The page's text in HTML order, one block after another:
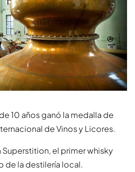
10 años ganó la medalla de
de Vinos y Licores.
Superstition, el primer whisky
de la destilería local.